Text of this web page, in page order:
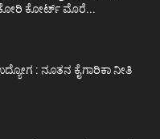
ಕೋರ್ಟ್‌ ಮೊರೆ...
: ನೂತನ ಕೈಗಾರಿಕಾ ನೀತಿ